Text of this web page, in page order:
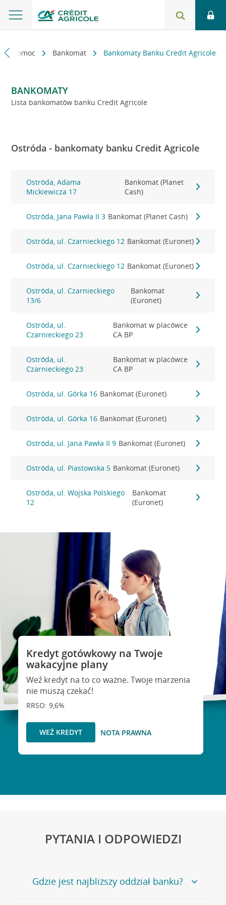
i pomoc Bankomat Bankomaty Banku Credit Agricole
BANKOMATY
Lista bankomatów banku Credit Agricole
Ostróda - bankomaty banku Credit Agricole
Ostróda, Adama
Mickiewicza 17
Bankomat (Planet
Cash)
Ostróda, Jana Pawła II 3 Bankomat (Planet Cash)
Ostróda, ul. Czarnieckiego 12 Bankomat (Euronet)
Ostróda, ul. Czarnieckiego 12 Bankomat (Euronet)
Ostróda, ul. Czarnieckiego
13/6
Bankomat
(Euronet)
Ostróda, ul.
Czarnieckiego 23
Bankomat w placówce
CA BP
Ostróda, ul.
Czarnieckiego 23
Bankomat w placówce
CA BP
Ostróda, ul. Górka 16 Bankomat (Euronet)
Ostróda, ul. Górka 16 Bankomat (Euronet)
Ostróda, ul. Jana Pawła II 9 Bankomat (Euronet)
Ostróda, ul. Piastowska 5 Bankomat (Euronet)
Ostróda, ul. Wojska Polskiego
12
Bankomat
(Euronet)
Kredyt gotówkowy na Twoje
wakacyjne plany
Weź kredyt na to co ważne. Twoje marzenia
nie muszą czekać!
RRSO: 9,6%
WEŹ KREDYT NOTA PRAWNA
PYTANIA I ODPOWIEDZI
Gdzie jest najbliższy oddział banku?